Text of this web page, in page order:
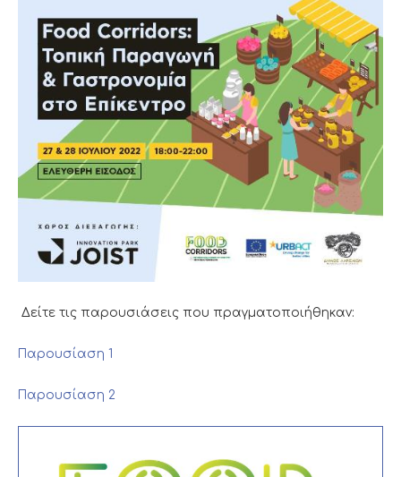
Δείτε τις παρουσιάσεις που πραγματοποιήθηκαν:
Παρουσίαση 1
Παρουσίαση 2